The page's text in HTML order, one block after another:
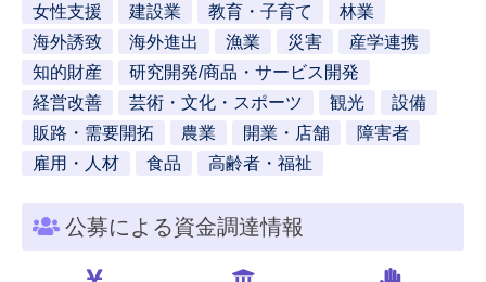
女性支援
建設業 教育・子育て
林業
海外誘致
海外進出 漁業 災害
産学連携
知的財産
研究開発/商品・サービス開発
経営改善
芸術・文化・スポーツ 観光
設備
販路・需要開拓
農業 開業・店舗
障害者
雇用・人材
食品 高齢者・福祉
公募による資金調達情報